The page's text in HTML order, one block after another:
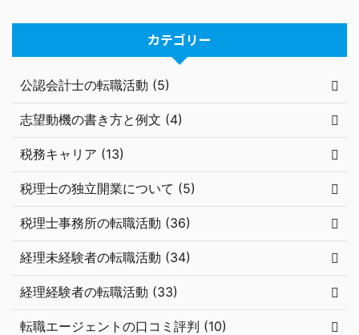
カテゴリー
公認会計士の転職活動 (5)
志望動機の書き方と例文 (4)
税務キャリア (13)
税理士の独立開業について (5)
税理士事務所の転職活動 (36)
経理未経験者の転職活動 (34)
経理経験者の転職活動 (33)
転職エージェントの口コミ評判 (10)